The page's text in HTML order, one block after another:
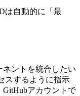
は自動的に「最
ントを統合したい
スするように指示
アカウントで